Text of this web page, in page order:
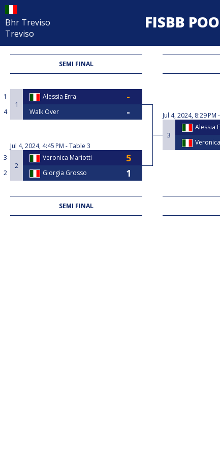
Bhr Treviso
Treviso
FISBB
SEMI FINAL
1
1
Alessia Erra
4
Walk Over
Jul 4, 2024, 4:45 PM
Table 3
3
2
Veronica Mariotti
2
Giorgia Grosso
Jul 4, 2024, 8:29 PM
3
Alessia
SEMI FINAL